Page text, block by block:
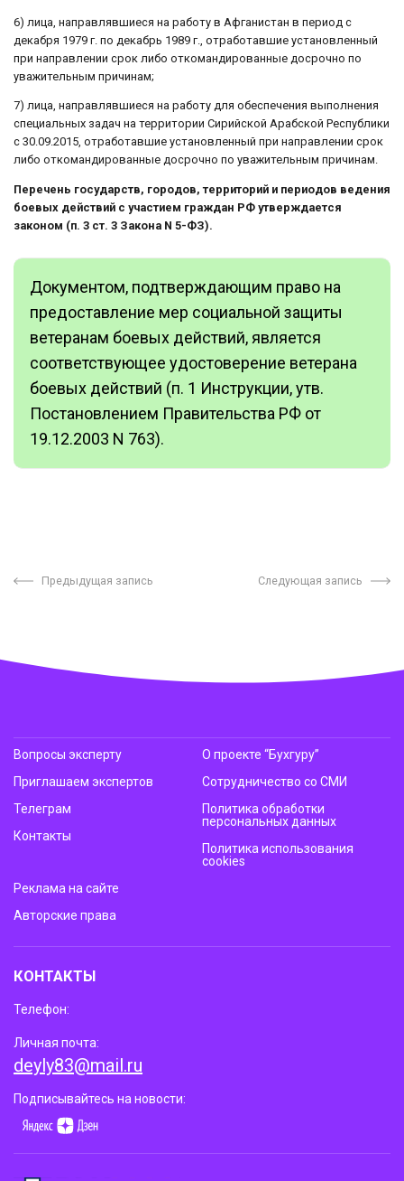
6) лица, направлявшиеся на работу в Афганистан в период с
декабря 1979 г. по декабрь 1989 г., отработавшие установленный
при направлении срок либо откомандированные досрочно по
уважительным причинам;
7) лица, направлявшиеся на работу для обеспечения выполнения
специальных задач на территории Сирийской Арабской Республики
с 30.09.2015, отработавшие установленный при направлении срок
либо откомандированные досрочно по уважительным причинам.
Перечень государств, городов, территорий и периодов ведения
боевых действий с участием граждан РФ утверждается
законом (п. 3 ст. 3 Закона N 5-ФЗ).
Документом, подтверждающим право на
предоставление мер социальной защиты
ветеранам боевых действий, является
соответствующее удостоверение ветерана
боевых действий (п. 1 Инструкции, утв.
Постановлением Правительства РФ от
19.12.2003 N 763).
Предыдущая запись Следующая запись
Вопросы эксперту
Приглашаем экспертов
Телеграм
Контакты
О проекте “Бухгуру”
Сотрудничество со СМИ
Политика обработки
персональных данных
Политика использования
cookies
Реклама на сайте
Авторские права
КОНТАКТЫ
Телефон:
Личная почта:
deyly83@mail.ru
Подписывайтесь на новости: